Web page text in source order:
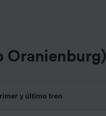
Oranienburg)
y último tren